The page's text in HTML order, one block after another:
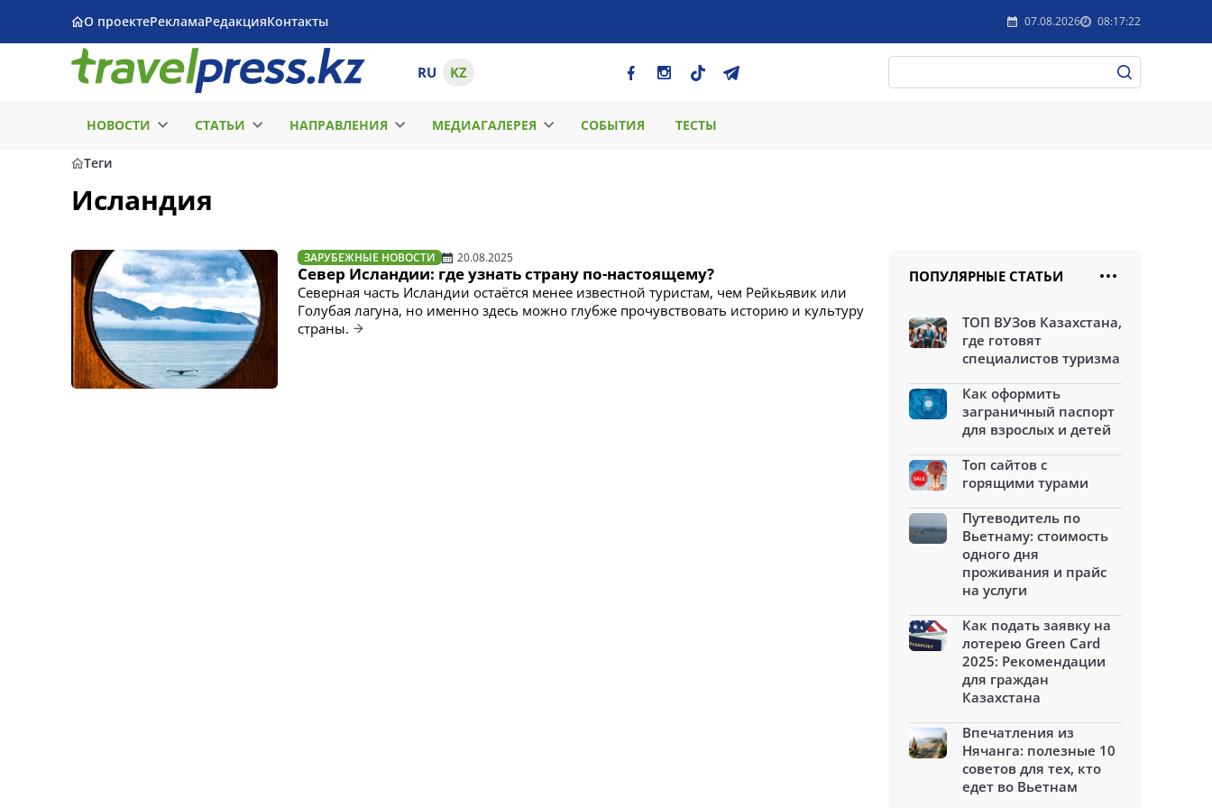
О проектеРекламаРедакцияКонтакты 07.08.2026 08:17:22
RU KZ
НОВОСТИ СТАТЬИ НАПРАВЛЕНИЯ МЕДИАГАЛЕРЕЯ СОБЫТИЯ ТЕСТЫ
Теги
Исландия
ЗАРУБЕЖНЫЕ НОВОСТИ 20.08.2025
Север Исландии: где узнать страну по-настоящему?
Северная часть Исландии остаётся менее известной туристам, чем Рейкьявик или
Голубая лагуна, но именно здесь можно глубже прочувствовать историю и культуру
страны.
ПОПУЛЯРНЫЕ СТАТЬИ
ТОП ВУЗов Казахстана,
где готовят
специалистов туризма
Как оформить
заграничный паспорт
для взрослых и детей
Топ сайтов с
горящими турами
Путеводитель по
Вьетнаму: стоимость
одного дня
проживания и прайс
на услуги
Как подать заявку на
лотерею Green Card
2025: Рекомендации
для граждан
Казахстана
Впечатления из
Нячанга: полезные 10
советов для тех, кто
едет во Вьетнам